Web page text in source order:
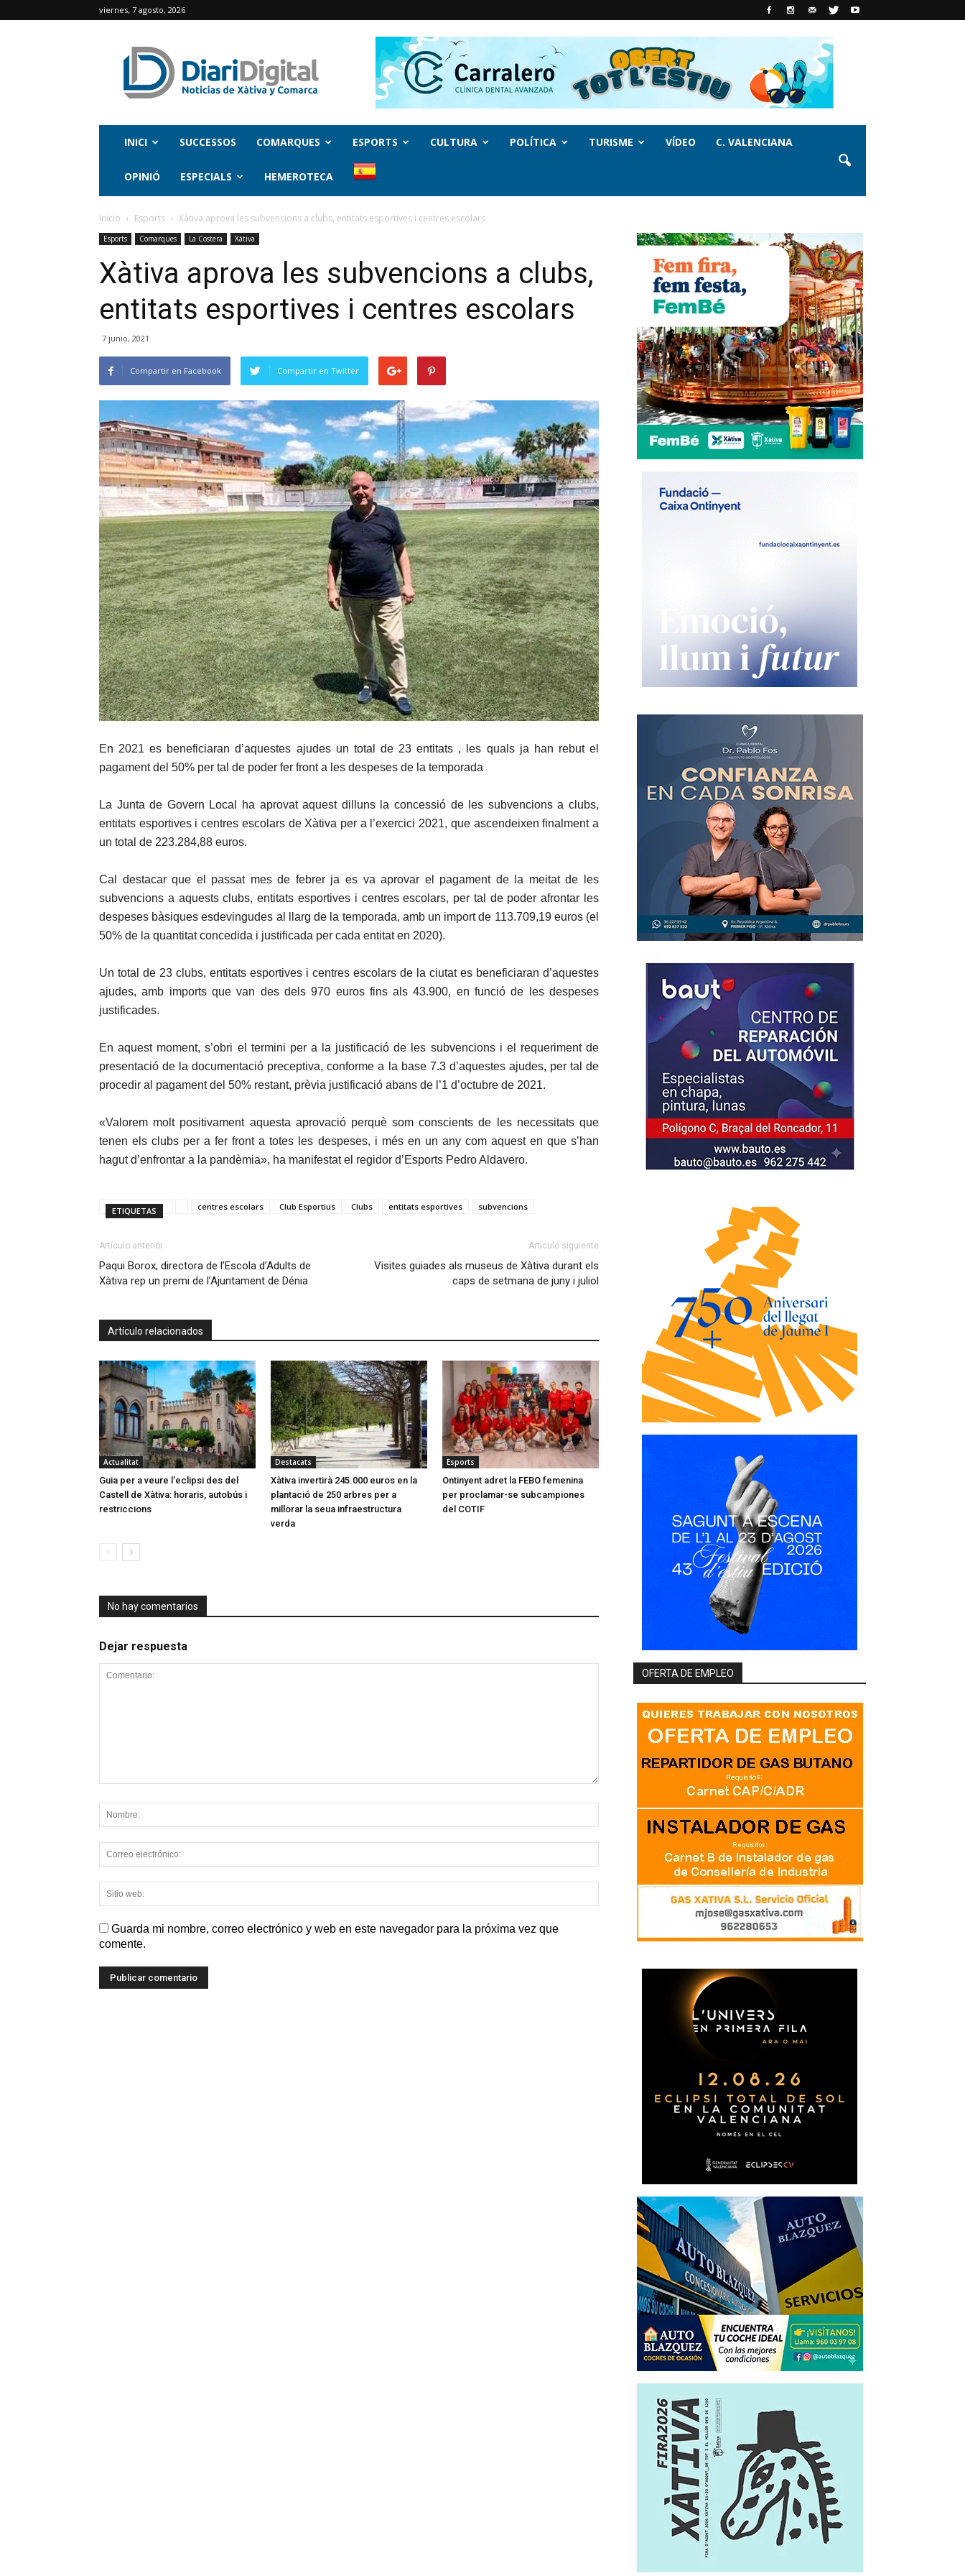
viernes, 7 agosto, 2026
INICI SUCCESSOS COMARQUES ESPORTS CULTURA POLÍTICA TURISME VÍDEO C. VALENCIANA
OPINIÓ ESPECIALS HEMEROTECA
Inicio Esports Xàtiva aprova les subvencions a clubs, entitats esportives i centres escolars
Esports Comarques La Costera Xàtiva
Xàtiva aprova les subvencions a clubs,
entitats esportives i centres escolars
7 junio, 2021
Compartir en Facebook Compartir en Twitter
En 2021 es beneficiaran d’aquestes ajudes un total de 23 entitats , les quals ja han rebut el
pagament del 50% per tal de poder fer front a les despeses de la temporada
La Junta de Govern Local ha aprovat aquest dilluns la concessió de les subvencions a clubs,
entitats esportives i centres escolars de Xàtiva per a l’exercici 2021, que ascendeixen finalment a
un total de 223.284,88 euros.
Cal destacar que el passat mes de febrer ja es va aprovar el pagament de la meitat de les
subvencions a aquests clubs, entitats esportives i centres escolars, per tal de poder afrontar les
despeses bàsiques esdevingudes al llarg de la temporada, amb un import de 113.709,19 euros (el
50% de la quantitat concedida i justificada per cada entitat en 2020).
Un total de 23 clubs, entitats esportives i centres escolars de la ciutat es beneficiaran d’aquestes
ajudes, amb imports que van des dels 970 euros fins als 43.900, en funció de les despeses
justificades.
En aquest moment, s’obri el termini per a la justificació de les subvencions i el requeriment de
presentació de la documentació preceptiva, conforme a la base 7.3 d’aquestes ajudes, per tal de
procedir al pagament del 50% restant, prèvia justificació abans de l’1 d’octubre de 2021.
«Valorem molt positivament aquesta aprovació perquè som conscients de les necessitats que
tenen els clubs per a fer front a totes les despeses, i més en un any com aquest en que s’han
hagut d’enfrontar a la pandèmia», ha manifestat el regidor d’Esports Pedro Aldavero.
ETIQUETAS centres escolars Club Esportius Clubs entitats esportives subvencions
Artículo anterior
Paqui Borox, directora de l’Escola d’Adults de
Xàtiva rep un premi de l’Ajuntament de Dénia
Artículo siguiente
Visites guiades als museus de Xàtiva durant els
caps de setmana de juny i juliol
Artículo relacionados
Actualitat
Guia per a veure l’eclipsi des del
Castell de Xàtiva: horaris, autobús i
restriccions
Destacats
Xàtiva invertirà 245.000 euros en la
plantació de 250 arbres per a
millorar la seua infraestructura
verda
Esports
Ontinyent adret la FEBO femenina
per proclamar-se subcampiones
del COTIF
No hay comentarios
Dejar respuesta
Guarda mi nombre, correo electrónico y web en este navegador para la próxima vez que
comente.
OFERTA DE EMPLEO